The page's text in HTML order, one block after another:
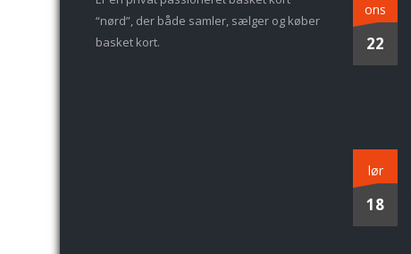
“nørd”, der både samler, sælger og køber
basket kort.
ons
22
lør
18